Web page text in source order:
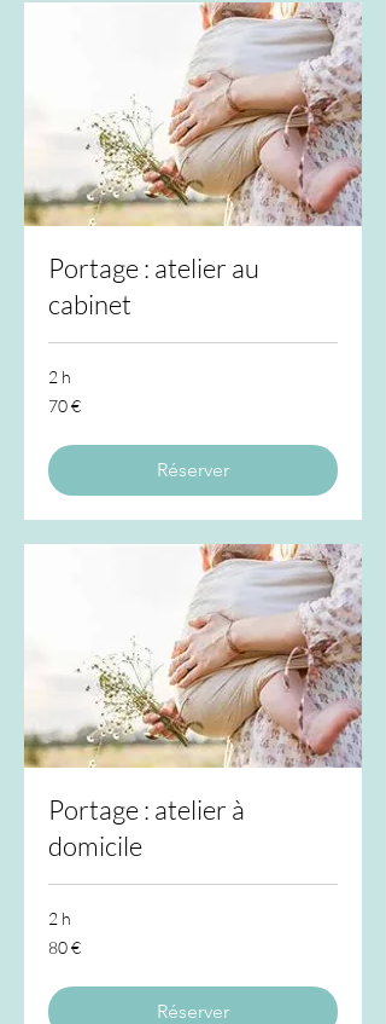
Portage : atelier au
cabinet
2 h
70
euros
70 €
Réserver
Portage : atelier à
domicile
2 h
80
euros
80 €
Réserver